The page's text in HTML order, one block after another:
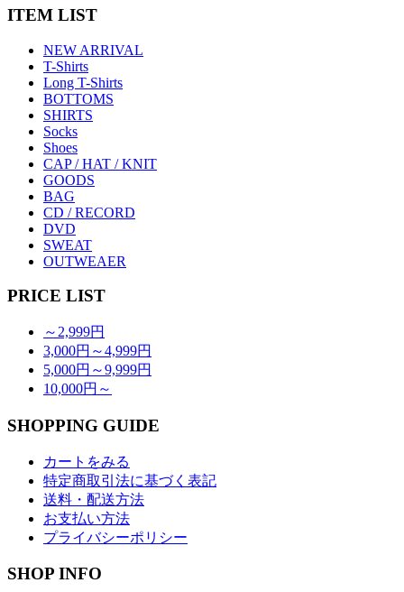
ITEM LIST
NEW ARRIVAL
T-Shirts
Long T-Shirts
BOTTOMS
SHIRTS
Socks
Shoes
CAP / HAT / KNIT
GOODS
BAG
CD / RECORD
DVD
SWEAT
OUTWEAER
PRICE LIST
～2,999円
3,000円～4,999円
5,000円～9,999円
10,000円～
SHOPPING GUIDE
カートをみる
特定商取引法に基づく表記
送料・配送方法
お支払い方法
プライバシーポリシー
SHOP INFO